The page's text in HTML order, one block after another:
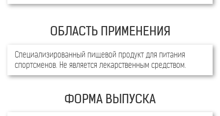
Специализированный пищевой продукт для питания
спортсменов. Не является лекарственным средством.